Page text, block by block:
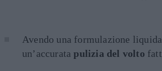
Avendo una formulazione
un’accuratapulizia del volto